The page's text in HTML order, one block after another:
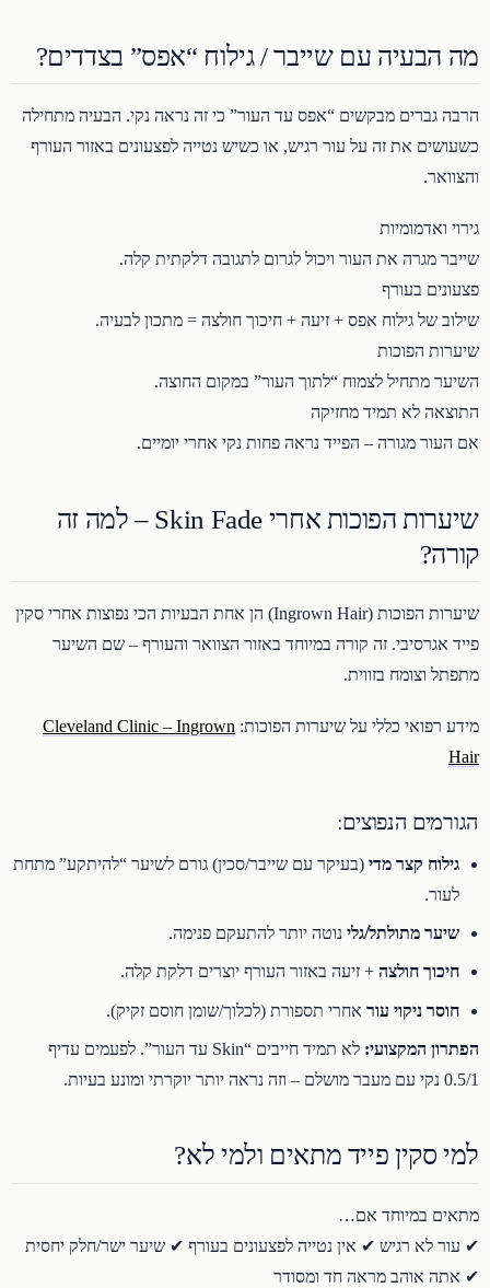
מה הבעיה עם שייבר / גילוח “אפס” בצדדים?
הרבה גברים מבקשים “אפס עד העור” כי זה נראה נקי. הבעיה מתחילה
כשעושים את זה על עור רגיש, או כשיש נטייה לפצעונים באזור העורף
והצוואר.
גירוי ואדמומיות
שייבר מגרה את העור ויכול לגרום לתגובה דלקתית קלה.
פצעונים בעורף
שילוב של גילוח אפס + זיעה + חיכוך חולצה = מתכון לבעיה.
שיערות הפוכות
השיער מתחיל לצמוח “לתוך העור” במקום החוצה.
התוצאה לא תמיד מחזיקה
אם העור מגורה – הפייד נראה פחות נקי אחרי יומיים.
שיערות הפוכות אחרי Skin Fade – למה זה
קורה?
שיערות הפוכות (Ingrown Hair) הן אחת הבעיות הכי נפוצות אחרי סקין
פייד אגרסיבי. זה קורה במיוחד באזור הצוואר והעורף – שם השיער
מתפתל וצומח בזווית.
מידע רפואי כללי על שיערות הפוכות: Cleveland Clinic – Ingrown
Hair
הגורמים הנפוצים:
גילוח קצר מדי (בעיקר עם שייבר/סכין) גורם לשיער “להיתקע” מתחת
לעור.
שיער מתולתל/גלי נוטה יותר להתעקם פנימה.
חיכוך חולצה + זיעה באזור העורף יוצרים דלקת קלה.
חוסר ניקוי עור אחרי תספורת (לכלוך/שומן חוסם זקיק).
הפתרון המקצועי:
לא תמיד חייבים “Skin עד העור”. לפעמים עדיף
0.5/1 נקי עם מעבר מושלם – וזה נראה יותר יוקרתי ומונע בעיות.
למי סקין פייד מתאים ולמי לא?
מתאים במיוחד אם…
✔ עור לא רגיש ✔ אין נטייה לפצעונים בעורף ✔ שיער ישר/חלק יחסית
✔ אתה אוהב מראה חד ומסודר